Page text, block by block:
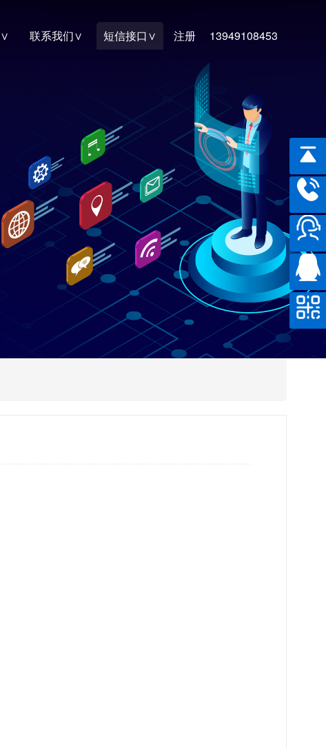
联系我们 短信接口 注册 13949108453